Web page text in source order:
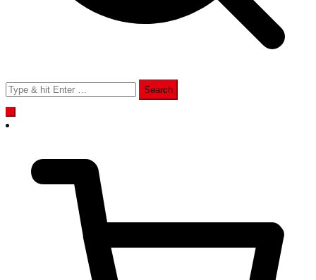
Search
for: